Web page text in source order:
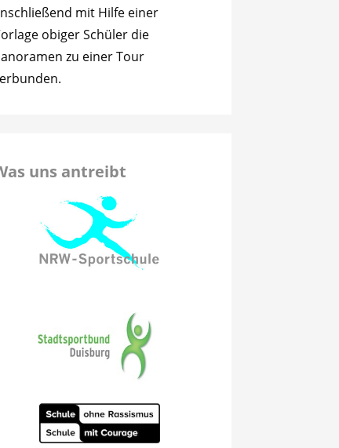
mit Hilfe einer
obiger Schüler die
zu einer Tour
uns antreibt